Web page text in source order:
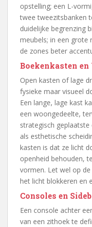
opstelling; een L-
twee tweezitsbanken
duidelijke begrenzing
meubels; in een grote
de zones beter
Boekenkasten en
Open kasten of lage
fysieke maar visueel
Een lange, lage kast
een woongedeelte,
strategisch
als esthetische
kasten is dat ze licht
openheid behouden,
vormen. Let wel op
het licht blokkeren en
Consoles en
Een console achter
van een zithoek te